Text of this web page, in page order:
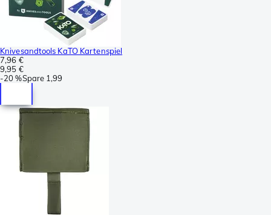
Knivesandtools KaTO Kartenspiel
7,96 €
9,95 €
-20 %Spare 1,99